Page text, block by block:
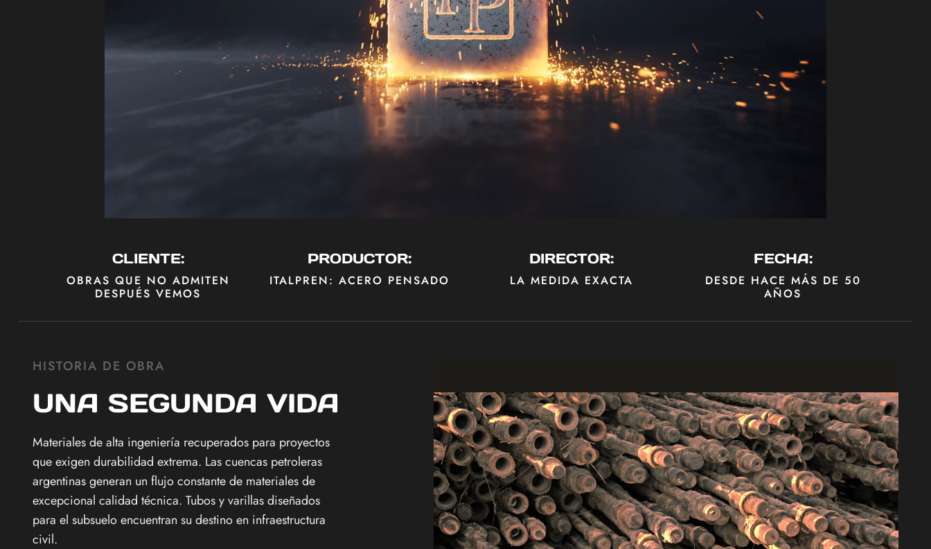
CLIENTE:
OBRAS QUE NO ADMITEN
DESPUÉS VEMOS
PRODUCTOR:
ITALPREN: ACERO PENSADO
DIRECTOR:
LA MEDIDA EXACTA
FECHA:
DESDE HACE MÁS DE 50
AÑOS
HISTORIA DE OBRA
UNA SEGUNDA VIDA
Materiales de alta ingeniería recuperados para proyectos
que exigen durabilidad extrema. Las cuencas petroleras
argentinas generan un flujo constante de materiales de
excepcional calidad técnica. Tubos y varillas diseñados
para el subsuelo encuentran su destino en infraestructura
civil.